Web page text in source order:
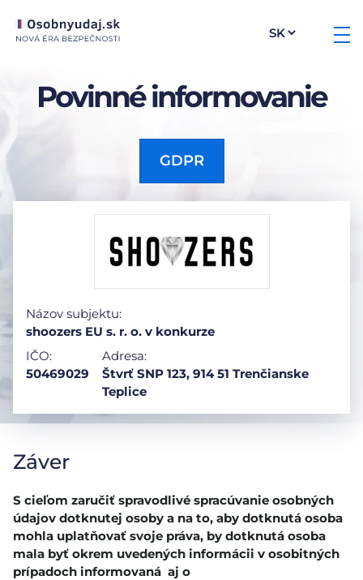
Povinné informovanie
GDPR
Názov subjektu:
shoozers EU s. r. o. v konkurze
IČO:
50469029
Adresa:
Štvrť SNP 123, 914 51 Trenčianske
Teplice
Záver
S cieľom zaručiť spravodlivé spracúvanie osobných
údajov dotknutej osoby a na to, aby dotknutá osoba
mohla uplatňovať svoje práva, by dotknutá osoba
mala byť okrem uvedených informácii v osobitných
prípadoch informovaná aj o